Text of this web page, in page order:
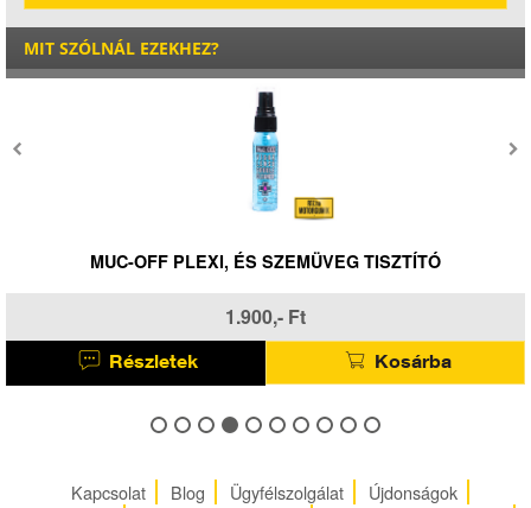
MIT SZÓLNÁL EZEKHEZ?
MUC-OFF PLEXI, ÉS SZEMÜVEG TISZTÍTÓ
1.900,- Ft
Részletek Kosárba
Kapcsolat Blog Ügyfélszolgálat
Újdonságok